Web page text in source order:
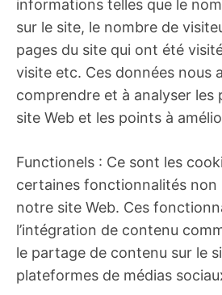
informations telles que le
sur le site, le nombre de
pages du site qui ont été
visite etc. Ces données nous
comprendre et à analyser les
site Web et les points à
Functionels : Ce sont les
certaines fonctionnalités non
notre site Web. Ces
l’intégration de contenu
le partage de contenu sur le
plateformes de médias